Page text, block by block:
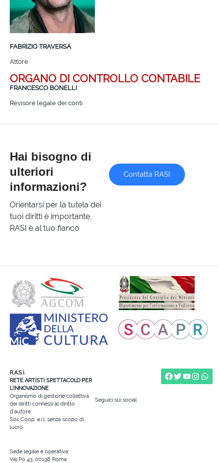
FABRIZIO TRAVERSA
Attore
ORGANO DI CONTROLLO CONTABILE
FRANCESCO BONELLI
Revisore legale dei conti
Hai bisogno di
ulteriori
informazioni?
Orientarsi per la tutela dei
tuoi diritti è importante,
RASI è al tuo fianco
Contatta RASI
R.A.S.I.
RETE ARTISTI SPETTACOLO PER
L’INNOVAZIONE
Organismo di gestione collettiva
dei diritti connessi al diritto
d’autore.
Soc.Coop. a.r.l. senza scopo di
lucro.
Seguici sui social
Sede legale e operativa:
Via Po 43, 00198 Roma